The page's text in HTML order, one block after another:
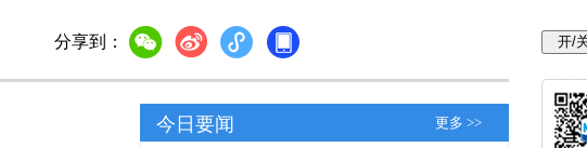
分享到：
今日要闻 更多 >>